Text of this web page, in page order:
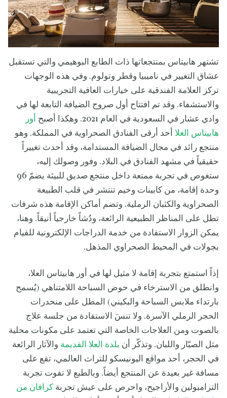
تشتهر هابيتاس بمنتجعاتها ذات الطابع البوهيمي والتي تستقبل
عشاق التغيير في ناميبيا وقطر وتولوم. وفي هذه الوجهات
تركز العلامة الفندقية على خيارات العافية التجريبية
والاستشفاء. وقد تم افتتاح أول صروح الضيافة التابعة لها في
وادي عشار في السعودية في العام 2021. وهكذا أصبح
أور
هابيتاس العلا أحد أرقى الفنادق الصحراوية في المملكة. وهو
منتجع رائد في مجال الضيافة المستدامة، وقد أحدث تغييراً
حقيقياً في مشهد الفنادق في البلاد. وفور وصولك إليه،
ستغوص في تجربة ممتعة داخل منتجع صديق للبيئة يضمّ 96
وحدة إقامة، من كابينات وخيم تنتشر في قلب الطبيعة
الصحراوية والكثبان الرملية. وتضم أماكن الإقامة هذه شرفات
تطل على المناظر الطبيعية الرائعة، ودُشاً خارجياً أنيقاً. وهنا،
يمكن الزوار الاستفادة من خدمة الدراجات الإلكترونية للقيام
بجولات في المحيط الصحراوي المذهل.
إذاً استمتع بتجربة إقامة لا مثيل لها في أور هابيتاس العلا،
وانطلق من الاسترخاء في حوض السباحة اللامتناهي (يُسمح
بارتداء ملابس السباحة والبكيني) المطل على منحدرات
الحجر الرملي الآسرة. ولا تنسَ الاستفادة من جلسة علاج
بالصوت ومن العلاجات الخاصة التي تعتمد على مكونات محلية
مثل الصبّار واللبان. وتذكّر أن بلدة العلا القديمة والآثار الرائعة
في الحجر، أحد مواقع اليونيسكو للتراث العالمي، تقع على
مسافة غير بعيدة عن المنتجع أيضاً. وبالطبع لا تفوت تجربة
الترامبولين والأراجيح، واحرص على عيش تجربة كرافان من